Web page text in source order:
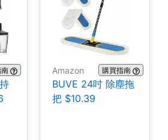
Amazon 購買指南
BUVE 24吋 除塵拖
把 $10.39